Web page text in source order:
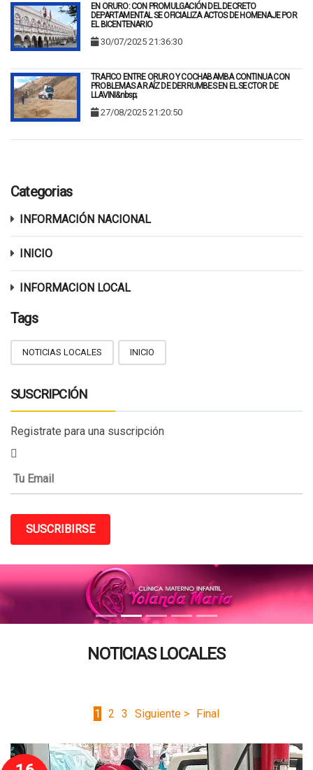
EN ORURO: CON PROMULGACIÓN DEL DECRETO
DEPARTAMENTAL SE OFICIALIZA ACTOS DE HOMENAJE POR
EL BICENTENARIO
30/07/2025 21:36:30
TRAFICO ENTRE ORURO Y COCHABAMBA CONTINUA CON
PROBLEMAS A RAÍZ DE DERRUMBES EN EL SECTOR DE
LLAVINI&nbsp;
27/08/2025 21:20:50
Categorias
INFORMACIÓN NACIONAL
INICIO
INFORMACION LOCAL
Tags
NOTICIAS LOCALES INICIO
SUSCRIPCIÓN
Registrate para una suscripción
SUSCRIBIRSE
NOTICIAS LOCALES
1 2 3 Siguiente > Final